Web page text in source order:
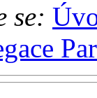
se: